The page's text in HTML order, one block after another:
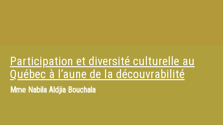
Participation et diversité culturelle au
Québec à l’aune de la découvrabilité
Mme Nabila Aldjia Bouchala